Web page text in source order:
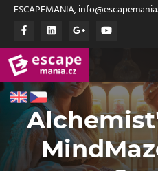
ESCAPEMANIA,